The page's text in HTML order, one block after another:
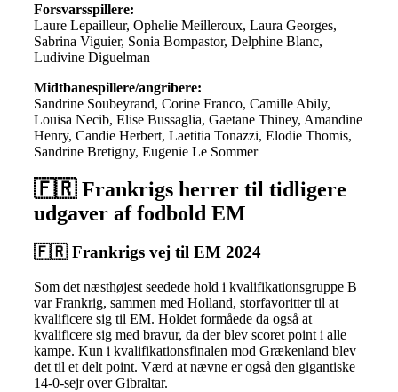
Forsvarsspillere:
Laure Lepailleur, Ophelie Meilleroux, Laura Georges,
Sabrina Viguier, Sonia Bompastor, Delphine Blanc,
Ludivine Diguelman
Midtbanespillere/angribere:
Sandrine Soubeyrand, Corine Franco, Camille Abily,
Louisa Necib, Elise Bussaglia, Gaetane Thiney, Amandine
Henry, Candie Herbert, Laetitia Tonazzi, Elodie Thomis,
Sandrine Bretigny, Eugenie Le Sommer
🇫🇷 Frankrigs herrer til tidligere
udgaver af fodbold EM
🇫🇷 Frankrigs vej til EM 2024
Som det næsthøjest seedede hold i kvalifikationsgruppe B
var Frankrig, sammen med Holland, storfavoritter til at
kvalificere sig til EM. Holdet formåede da også at
kvalificere sig med bravur, da der blev scoret point i alle
kampe. Kun i kvalifikationsfinalen mod Grækenland blev
det til et delt point. Værd at nævne er også den gigantiske
14-0-sejr over Gibraltar.